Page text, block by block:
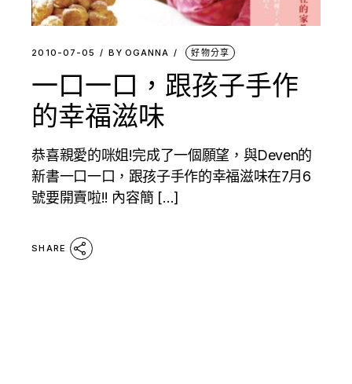
2010-07-05 BY OGANNA 好物分享
一口一口，跟孩子手作
的幸福滋味
恭喜親愛的咪姐!完成了一個願望，與Deven的
新書一口一口，跟孩子手作的幸福滋味在7月6
號要開賣啦!! 內容簡 […]
SHARE